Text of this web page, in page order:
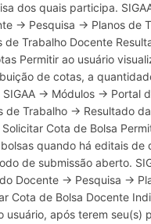
dos quais participa.
→ Pesquisa → Planos de
de Trabalho Docente
Permitir ao usuário
de cotas, a
SIGAA → Módulos → Portal
de Trabalho → Resultado
Cota de Bolsa
quando há editais de
de submissão aberto.
Docente → Pesquisa →
Cota de Bolsa Docente
usuário, após terem seu(s)